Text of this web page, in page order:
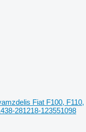
Fiat F100, F110,
281218-123551098